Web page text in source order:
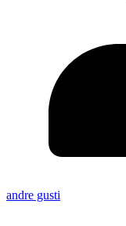
andre gusti